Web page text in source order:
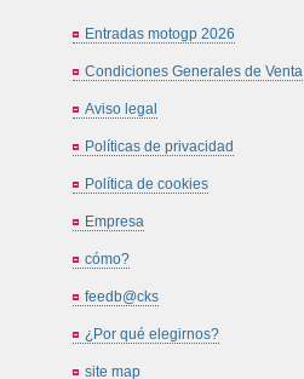
Entradas motogp 2026
Condiciones Generales de Venta
Aviso legal
Políticas de privacidad
Política de cookies
Empresa
cómo?
feedb@cks
¿Por qué elegirnos?
site map